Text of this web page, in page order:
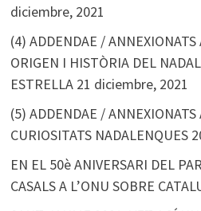
diciembre, 2021
(4) ADDENDAE /
ORIGEN I HISTÒRIA DEL
ESTRELLA 21 diciembre, 2021
(5) ADDENDAE /
CURIOSITATS NADALENQUES
EN EL 50è ANIVERSARI DEL
CASALS A L’ONU SOBRE